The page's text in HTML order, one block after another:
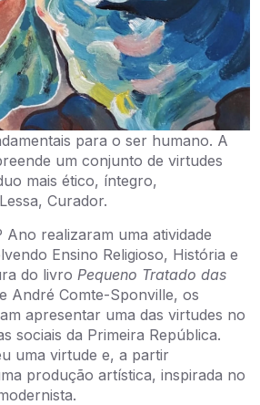
para o ser humano. A
um conjunto de virtudes
mais ético, íntegro,
Curador.
Ano realizaram uma atividade
Ensino Religioso, História e
do livro Pequeno Tratado das
André Comte-Sponville, os
apresentar uma das virtudes no
sociais da Primeira República.
uma virtude e, a partir
produção artística, inspirada no